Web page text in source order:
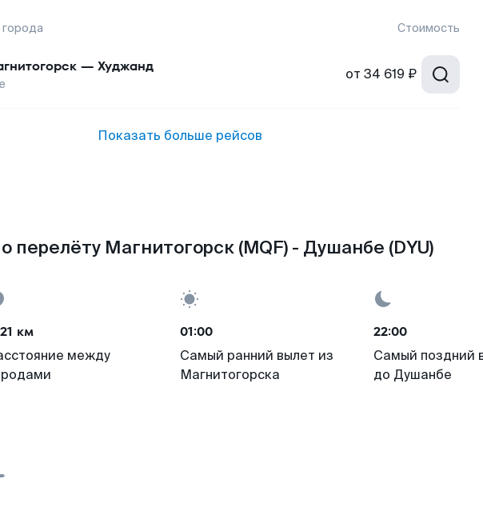
города Стоимость
— Худжанд от 34 619 ₽
Показать больше рейсов
перелёту Магнитогорск (MQF) - Душанбе (DYU)
км
между
01:00
Самый ранний вылет из
Магнитогорска
22:00
Самый поздний
до Душанбе